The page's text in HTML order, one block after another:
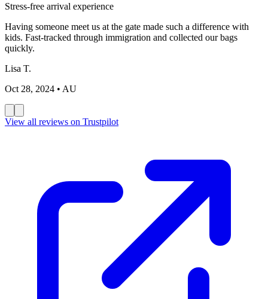
Stress-free arrival experience
Having someone meet us at the gate made such a difference with
kids. Fast-tracked through immigration and collected our bags
quickly.
Lisa T.
Oct 28, 2024 • AU
View all reviews on Trustpilot